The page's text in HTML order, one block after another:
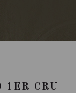
1ER CRU